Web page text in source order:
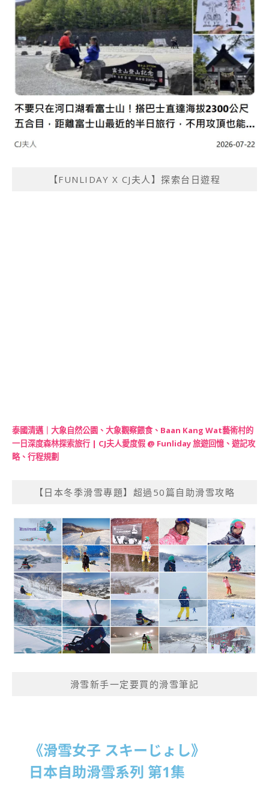
【FUNLIDAY X CJ夫人】探索台日遊程
泰國清邁｜大象自然公園、大象觀察餵食、Baan Kang Wat藝術村的
一日深度森林探索旅行 | CJ夫人愛度假 @ Funliday 旅遊回憶、遊記攻
略、行程規劃
【日本冬季滑雪專題】超過50篇自助滑雪攻略
滑雪新手一定要買的滑雪筆記